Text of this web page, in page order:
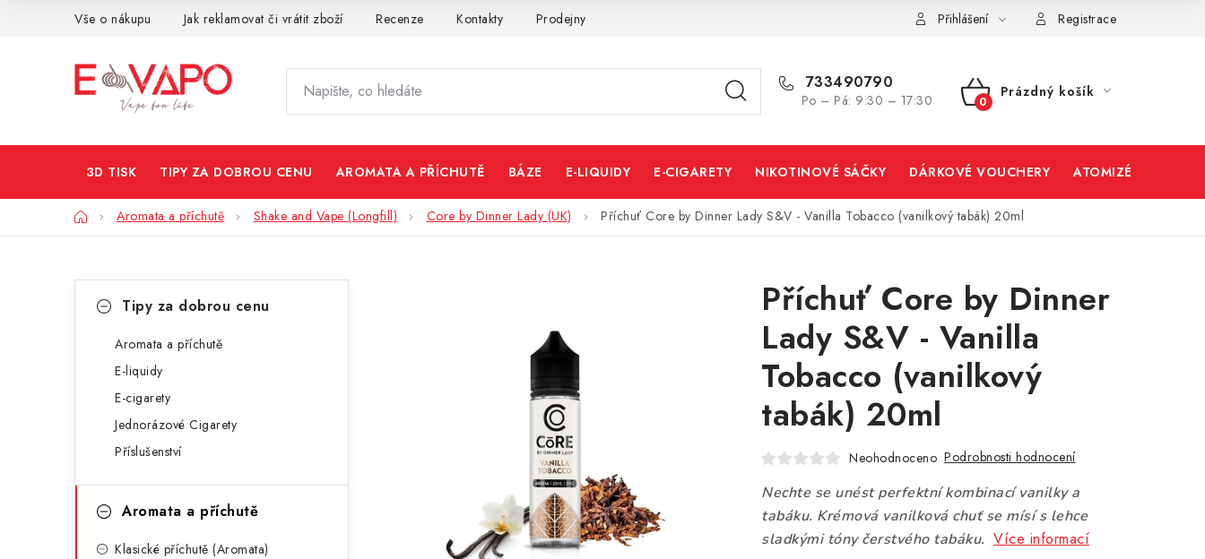
Vše o nákupu Jak reklamovat či vrátit zboží Recenze Kontakty Prodejny Přihlášení Registrace
733490790
Po – Pá: 9:30 – 17:30
NÁKUPNÍ
Prázdný košík
3D TISK TIPY ZA DOBROU CENU AROMATA A PŘÍCHUTĚ BÁZE E-LIQUIDY E-CIGARETY NIKOTINOVÉ SÁČKY DÁRKOVÉ VOUCHERY ATOMIZÉRY A
DomůAromata a příchutě Shake and Vape (Longfill) Core by Dinner Lady (UK) Příchuť Core by Dinner Lady S&V - Vanilla Tobacco (vanilkový tabák) 20ml
n
kategorieTipy za dobrou cenu
Aromata a příchutě
E-liquidy
E-cigarety
Jednorázové Cigarety
Příslušenství
Aromata a příchutě
Klasické příchutě (Aromata)
Příchuť Core by Dinner
Lady S&V - Vanilla
Tobacco (vanilkový
tabák) 20ml
Neohodnoceno Podrobnosti hodnocení
Nechte se unést perfektní kombinací vanilky a
tabáku. Krémová vanilková chuť se mísí s lehce
sladkými tóny čerstvého tabáku. Více informací